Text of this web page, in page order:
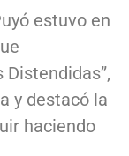
estuvo en
y destacó la
haciendo